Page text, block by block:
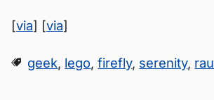
[via] [via]
geek, lego,firefly, serenity,